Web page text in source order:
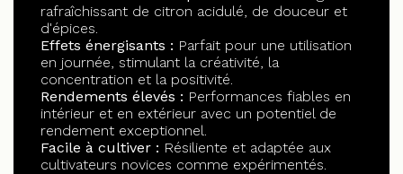
rafraîchissant de citron acidulé, de douceur et
d'épices.
Effets énergisants : Parfait pour une utilisation
en journée, stimulant la créativité, la
concentration et la positivité.
Rendements élevés : Performances fiables en
intérieur et en extérieur avec un potentiel de
rendement exceptionnel.
Facile à cultiver : Résiliente et adaptée aux
cultivateurs novices comme expérimentés.